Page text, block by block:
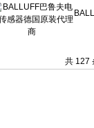
共 127